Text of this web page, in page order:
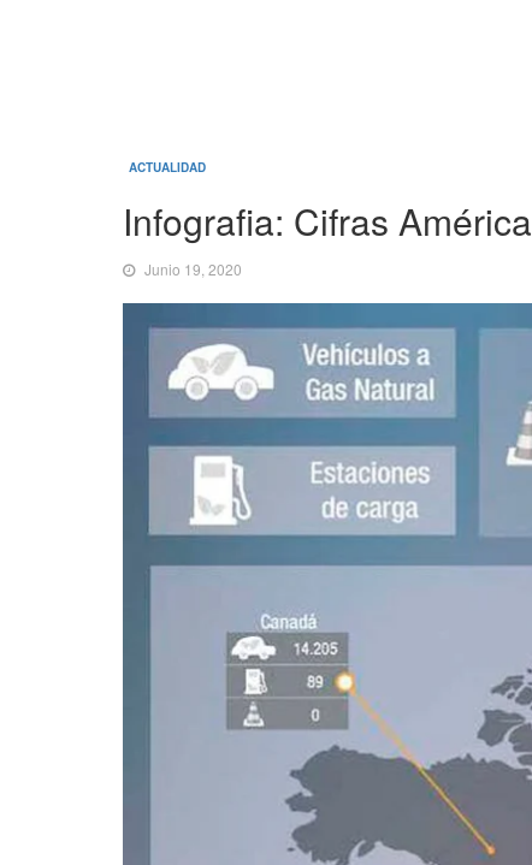
ACTUALIDAD
Infografia: Cifras América
Junio 19, 2020